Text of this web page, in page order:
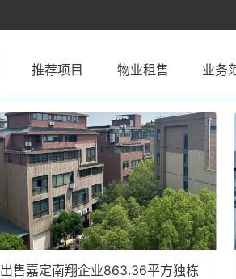
推荐项目 物业租售 业务
出售嘉定南翔企业863.36平方独栋